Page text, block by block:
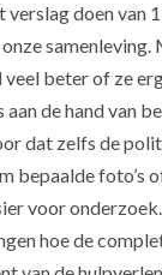
verslag doen van
samenleving.
beter of ze
de hand van
dat zelfs de
bepaalde foto’s
voor
hoe de